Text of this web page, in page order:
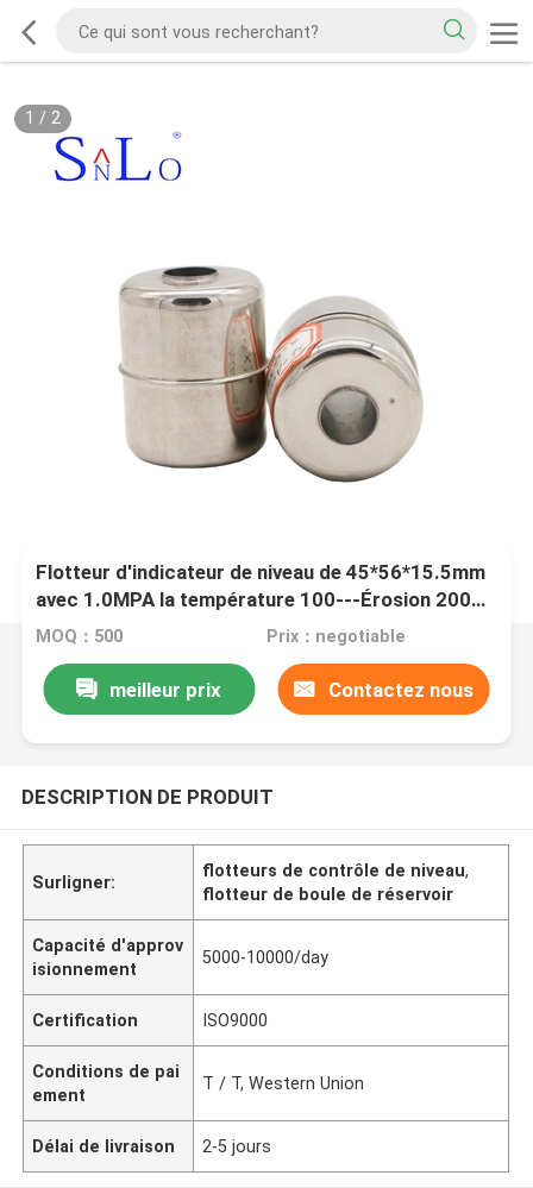
1 / 2
Flotteur d'indicateur de niveau de 45*56*15.5mm
avec 1.0MPA la température 100---Érosion 200
résistante
MOQ：500 Prix：negotiable
meilleur prix Contactez nous
DESCRIPTION DE PRODUIT
Surligner:
flotteurs de contrôle de niveau,
flotteur de boule de réservoir
Capacité d'approv
isionnement
5000-10000/day
Certification ISO9000
Conditions de pai
ement
T / T, Western Union
Délai de livraison 2-5 jours